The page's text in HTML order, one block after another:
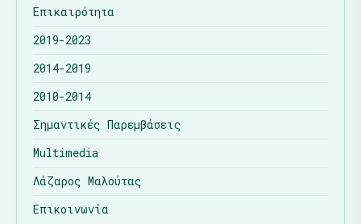
Επικαιρότητα
2019-2023
2014-2019
2010-2014
Σημαντικές Παρεμβάσεις
Multimedia
Λάζαρος Μαλούτας
Επικοινωνία